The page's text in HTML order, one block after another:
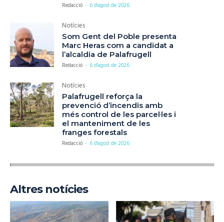
Redacció - 6 d'agost de 2026
Notícies
Som Gent del Poble presenta
Marc Heras com a candidat a
l’alcaldia de Palafrugell
Redacció - 6 d'agost de 2026
Notícies
Palafrugell reforça la
prevenció d’incendis amb
més control de les parcel·les i
el manteniment de les
franges forestals
Redacció - 6 d'agost de 2026
Altres notícies